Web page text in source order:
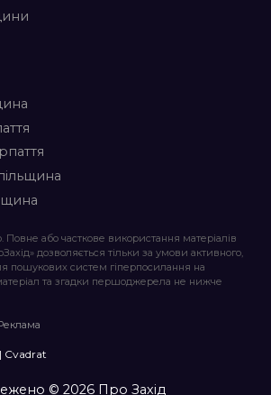
Повне або часткове використання матеріалів
дозволяється тільки за умови активного,
пошукових систем гіперпосилання на
та згадки першоджерела не нижче
| Cvadrat
© 2026 Про Захід